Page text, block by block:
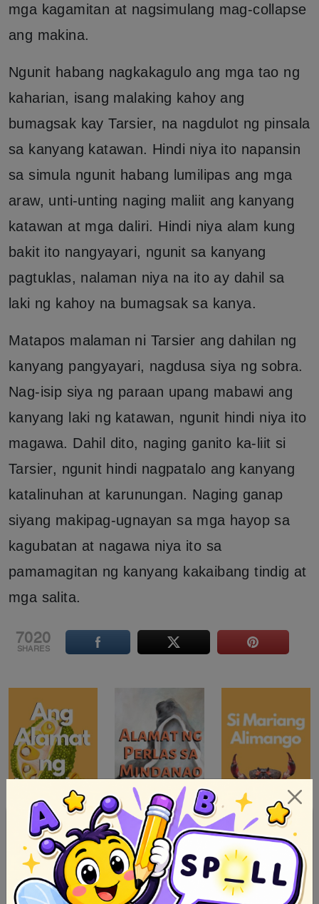
mga kagamitan at nagsimulang mag-collapse
ang makina.
Ngunit habang nagkakagulo ang mga tao ng
kaharian, isang malaking kahoy ang
bumagsak kay Tarsier, na nagdulot ng pinsala
sa kanyang katawan. Hindi niya ito napansin
sa simula ngunit habang lumilipas ang mga
araw, unti-unting naging maliit ang kanyang
katawan at mga daliri. Hindi niya alam kung
bakit ito nangyayari, ngunit sa kanyang
pagtuklas, nalaman niya na ito ay dahil sa
laki ng kahoy na bumagsak sa kanya.
Matapos malaman ni Tarsier ang dahilan ng
kanyang pangyayari, nagdusa siya ng sobra.
Nag-isip siya ng paraan upang mabawi ang
kanyang laki ng katawan, ngunit hindi niya ito
magawa. Dahil dito, naging ganito ka-liit si
Tarsier, ngunit hindi nagpatalo ang kanyang
katalinuhan at karunungan. Naging ganap
siyang makipag-ugnayan sa mga hayop sa
kagubatan at nagawa niya ito sa
pamamagitan ng kanyang kakaibang tindig at
mga salita.
7020
SHARES